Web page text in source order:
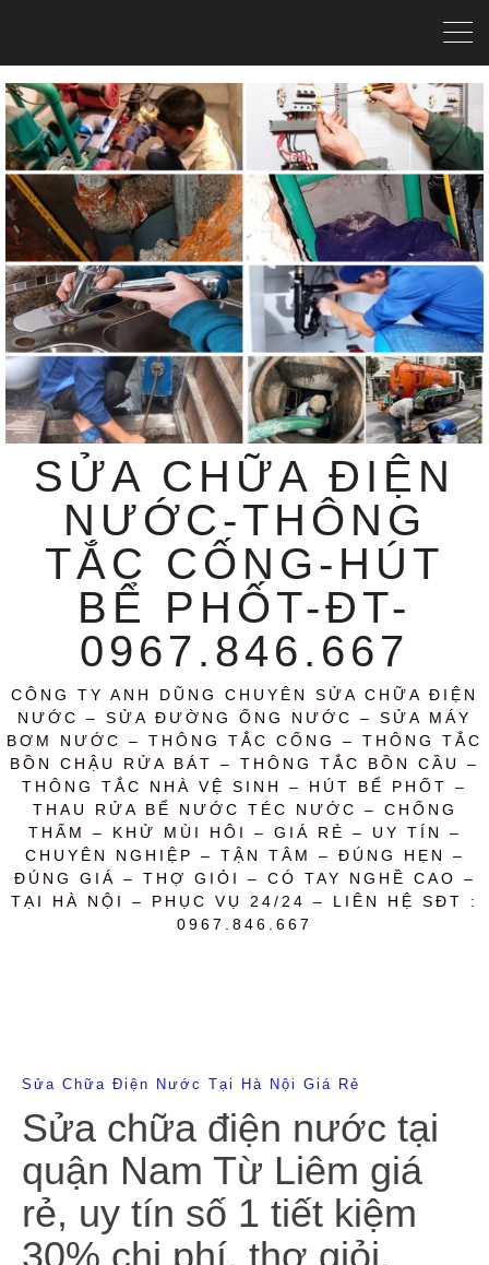
SỬA CHỮA ĐIỆN
NƯỚC-THÔNG
TẮC CỐNG-HÚT
BỂ PHỐT-ĐT-
0967.846.667
CÔNG TY ANH DŨNG CHUYÊN SỬA CHỮA ĐIỆN
NƯỚC – SỬA ĐƯỜNG ỐNG NƯỚC – SỬA MÁY
BƠM NƯỚC – THÔNG TẮC CỐNG – THÔNG TẮC
BỒN CHẬU RỬA BÁT – THÔNG TẮC BỒN CẦU –
THÔNG TẮC NHÀ VỆ SINH – HÚT BỂ PHỐT –
THAU RỬA BỂ NƯỚC TÉC NƯỚC – CHỐNG
THẤM – KHỬ MÙI HÔI – GIÁ RẺ – UY TÍN –
CHUYÊN NGHIỆP – TẬN TÂM – ĐÚNG HẸN –
ĐÚNG GIÁ – THỢ GIỎI – CÓ TAY NGHỀ CAO –
TẠI HÀ NỘI – PHỤC VỤ 24/24 – LIÊN HỆ SĐT :
0967.846.667
Sửa Chữa Điện Nước Tại Hà Nội Giá Rẻ
Sửa chữa điện nước tại
quận Nam Từ Liêm giá
rẻ, uy tín số 1 tiết kiệm
30% chi phí, thợ giỏi,